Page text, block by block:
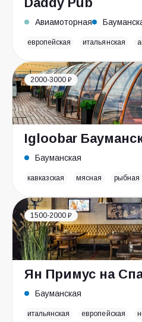
Авиамоторная
европейская итальянская
2000-3000 ₽
Igloobar
Бауманская
кавказская мясная рыбная
1500-2000 ₽
Ян Примус на
Бауманская
итальянская европейская